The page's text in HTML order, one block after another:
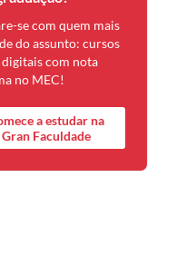
se com quem mais
do assunto: cursos
digitais com nota
no MEC!
a estudar na
Gran Faculdade